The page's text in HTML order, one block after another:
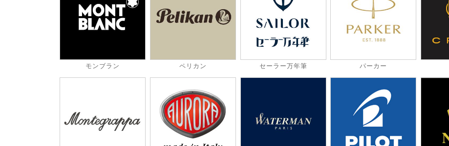
モンブラン ペリカン セーラー万年筆 パーカー